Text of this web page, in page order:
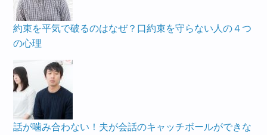
約束を平気で破るのはなぜ？口約束を守らない人の４つ
の心理
話が噛み合わない！夫が会話のキャッチボールができな